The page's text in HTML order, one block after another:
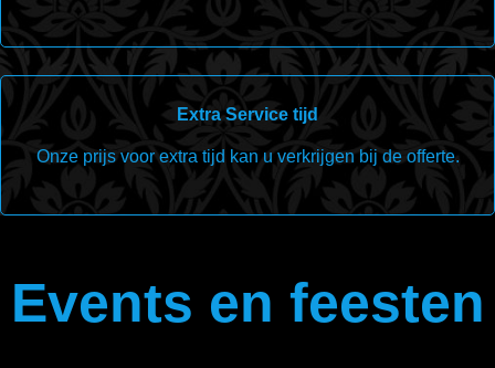
Extra Service tijd
Onze prijs voor extra tijd kan u verkrijgen bij de offerte.
Events en feesten